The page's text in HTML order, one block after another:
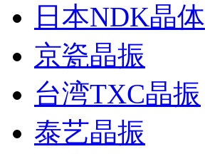
日本NDK晶体
京瓷晶振
台湾TXC晶振
泰艺晶振